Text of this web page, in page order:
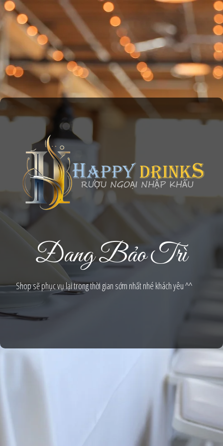
Đang Bảo Trì
Shop sẽ phục vụ lại trong thời gian sớm nhất nhé khách yêu ^^